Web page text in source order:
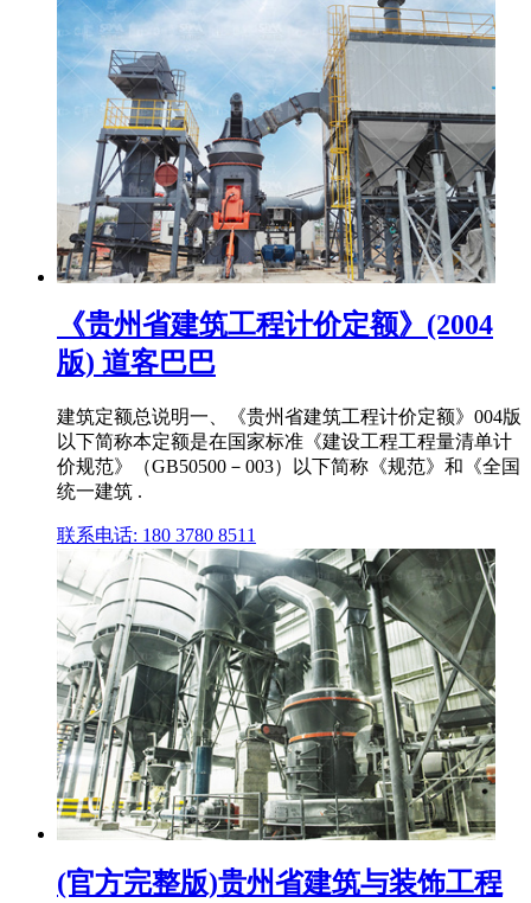
《贵州省建筑工程计价定额》(2004
版) 道客巴巴
建筑定额总说明一、《贵州省建筑工程计价定额》004版
以下简称本定额是在国家标准《建设工程工程量清单计
价规范》（GB50500－003）以下简称《规范》和《全国
统一建筑 .
联系电话: 180 3780 8511
(官方完整版)贵州省建筑与装饰工程